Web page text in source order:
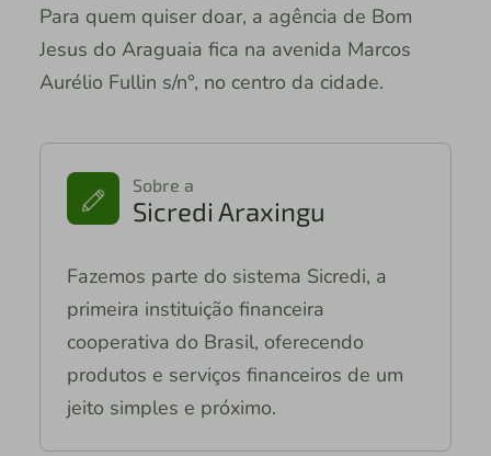
Para quem quiser doar, a agência de Bom
Jesus do Araguaia fica na avenida Marcos
Aurélio Fullin s/n°, no centro da cidade.
Sobre a
Sicredi Araxingu
Fazemos parte do sistema Sicredi, a
primeira instituição financeira
cooperativa do Brasil, oferecendo
produtos e serviços financeiros de um
jeito simples e próximo.